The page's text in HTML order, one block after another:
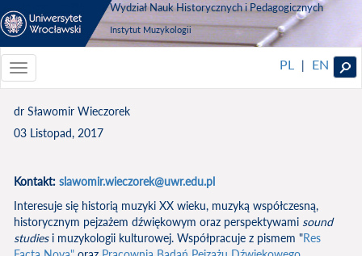
Wydział Nauk Historycznych i Pedagogicznych
Instytut Muzykologii
Toggle
navigationToggle
PL | EN
dr Sławomir Wieczorek
03 Listopad, 2017
Kontakt: slawomir.wieczorek@uwr.edu.pl
Interesuje się historią muzyki XX wieku, muzyką współczesną,
historycznym pejzażem dźwiękowym oraz perspektywami sound
studiesi muzykologii kulturowej. Współpracuje z pismem "Res